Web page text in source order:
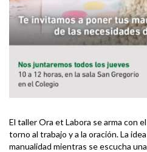
El taller Ora et Labora se arma con
torno al trabajo y a la oración. La
manualidad mientras se escucha